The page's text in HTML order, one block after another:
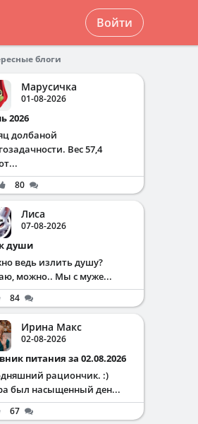
Войти
блоги
Марусичка
01-08-2026
2026
долбаной
Вес 57,4
80
Лиса
07-08-2026
души
ведь излить душу?
можно.. Мы с муже...
84
Ирина Макс
02-08-2026
питания за 02.08.2026
рациончик. :)
был насыщенный ден...
67